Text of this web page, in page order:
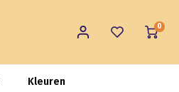
0
Kleuren